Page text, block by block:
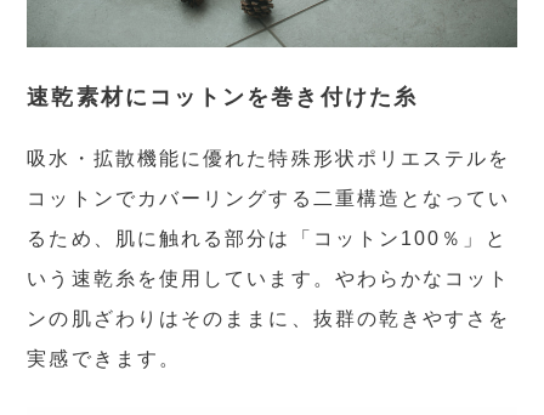
速乾素材にコットンを巻き付けた糸
吸水・拡散機能に優れた特殊形状ポリエステルを
コットンでカバーリングする二重構造となってい
るため、肌に触れる部分は「コットン100％」と
いう速乾糸を使用しています。やわらかなコット
ンの肌ざわりはそのままに、抜群の乾きやすさを
実感できます。